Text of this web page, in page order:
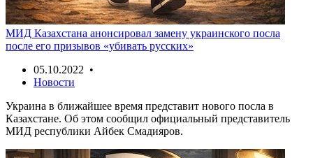
МИД Казахстана анонсировал замену украинского посла
после его призывов «убивать русских»
05.10.2022 •
Новости
Украина в ближайшее время представит нового посла в
Казахстане. Об этом сообщил официальный представитель
МИД республики Айбек Смадияров.